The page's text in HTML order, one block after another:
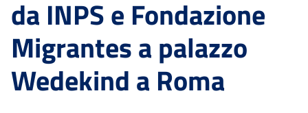
da INPS e Fondazione
Migrantes a palazzo
Wedekind a Roma